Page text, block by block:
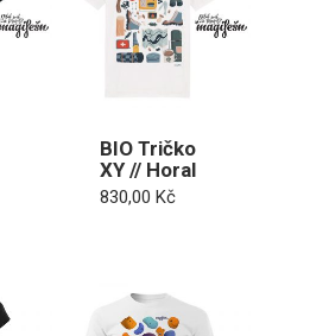
BIO Tričko
XY // Horal
830,00Kč